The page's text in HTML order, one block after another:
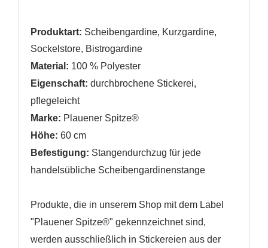
Produktart: Scheibengardine, Kurzgardine,
Sockelstore, Bistrogardine
Material: 100 % Polyester
Eigenschaft: durchbrochene Stickerei,
pflegeleicht
Marke: Plauener Spitze®
Höhe: 60 cm
Befestigung: Stangendurchzug für jede
handelsübliche Scheibengardinenstange
Produkte, die in unserem Shop mit dem Label
"Plauener Spitze®" gekennzeichnet sind,
werden ausschließlich in Stickereien aus der